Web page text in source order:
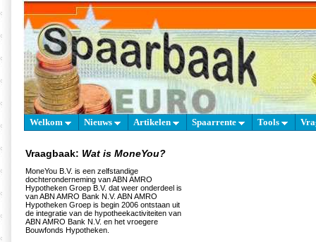
Welkom Nieuws Artikelen Spaarrente Tools
Vraagbaak: Wat is MoneYou?
MoneYou B.V. is een zelfstandige
dochteronderneming van ABN AMRO
Hypotheken Groep B.V. dat weer onderdeel is
van ABN AMRO Bank N.V. ABN AMRO
Hypotheken Groep is begin 2006 ontstaan uit
de integratie van de hypotheekactiviteiten van
ABN AMRO Bank N.V. en het vroegere
Bouwfonds Hypotheken.